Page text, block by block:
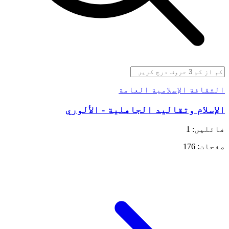
الثقافة الإسلامية العامة
الإسلام وتقاليد الجاهلية - الألوري
فائلیں: 1
صفحات: 176